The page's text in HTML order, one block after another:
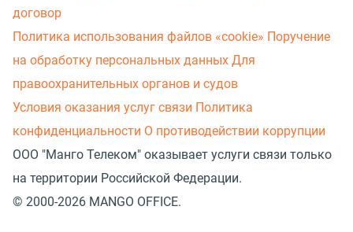
договор
Политика использования файлов «cookie» Поручение
на обработку персональных данных Для
правоохранительных органов и судов
Условия оказания услуг связи Политика
конфиденциальности О противодействии коррупции
ООО "Манго Телеком" оказывает услуги связи только
на территории Российской Федерации.
© 2000-2026 MANGO OFFICE.